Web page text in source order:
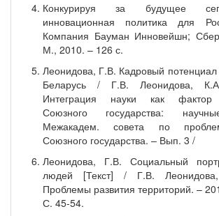
Конкурируя за будущее
инновационная политика для
Компания Бауман Инновейшн;
М., 2010. – 126 с.
Леонидова, Г.В. Кадровый потенциал
Беларусь / Г.В. Леонидова,
Интеграция науки как фактор
Союзного государства:
Межакадем. совета по
Союзного государства. – Вып. 3 /
Леонидова, Г.В. Социальный
людей [Текст] / Г.В.
Проблемы развития территорий. –
С. 45-54.